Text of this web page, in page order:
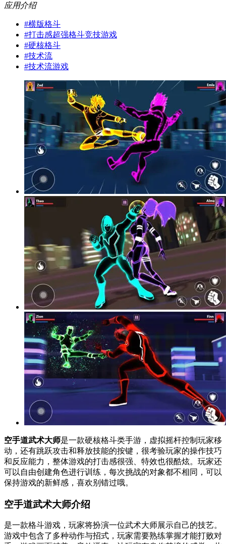
应用介绍
#横版格斗
#打击感超强格斗竞技游戏
#硬核格斗
#技术流
#技术流游戏
空手道武术大师是一款硬核格斗类手游，虚拟摇杆控制玩家移
动，还有跳跃攻击和释放技能的按键，很考验玩家的操作技巧
和反应能力，整体游戏的打击感很强、特效也很酷炫。玩家还
可以自由创建角色进行训练，每次挑战的对象都不相同，可以
保持游戏的新鲜感，喜欢别错过哦。
空手道武术大师介绍
是一款格斗游戏，玩家将扮演一位武术大师展示自己的技艺。
游戏中包含了多种动作与招式，玩家需要熟练掌握才能打败对